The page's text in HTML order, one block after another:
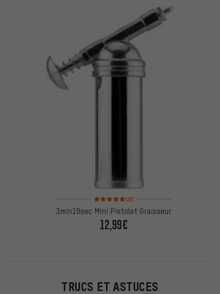
Note moyenne : 5 sur 5 d'après 25 avis
(25)
3min19sec Mini Pistolet Graisseur
12,99€
TRUCS ET ASTUCES